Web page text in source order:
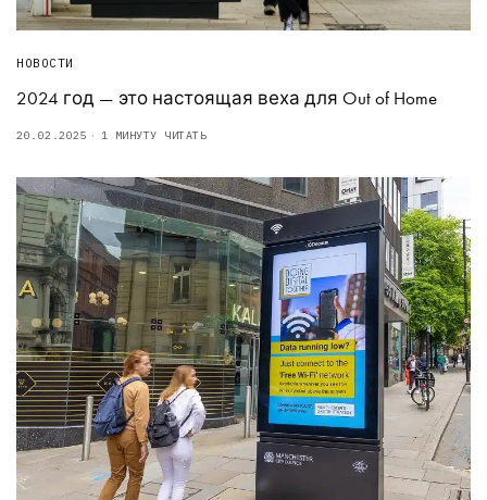
НОВОСТИ
2024 год — это настоящая веха для Out of Home
20.02.2025 1 МИНУТУ ЧИТАТЬ